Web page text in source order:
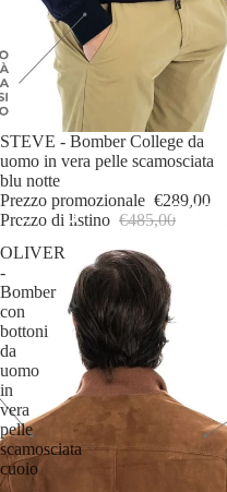
IN OFFERTA
STEVE - Bomber College da
uomo in vera pelle scamosciata
blu notte
Prezzo promozionale €289,00
Prezzo di listino €485,00
OLIVER
-
Bomber
con
bottoni
da
uomo
in
vera
pelle
scamosciata
cuoio